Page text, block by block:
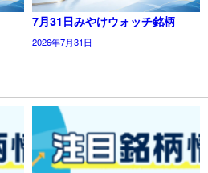
7月31日みやけウォッチ銘柄
2026年7月31日